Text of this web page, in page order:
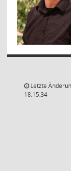
Letzte
18:15:34